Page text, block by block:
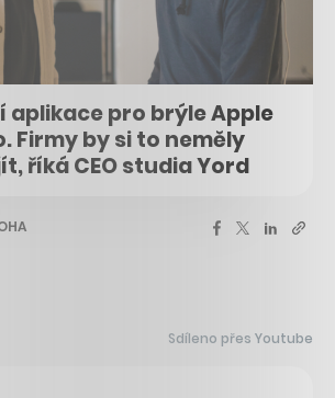
aplikace pro brýle Apple
Firmy by si to neměly
říká CEO studia Yord
Sdíleno přes Youtube